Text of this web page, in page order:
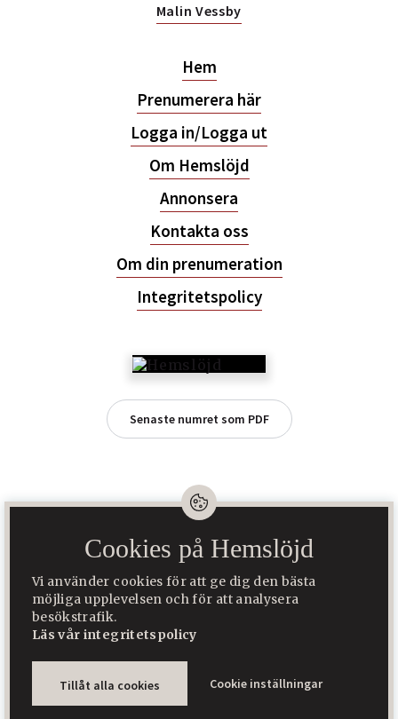
Malin Vessby
Hem
Prenumerera här
Logga in/Logga ut
Om Hemslöjd
Annonsera
Kontakta oss
Om din prenumeration
Integritetspolicy
Senaste numret som PDF
Hemslöjd är Sveriges största tidning för slöjd, folkkonst och
hantverk. Den ges ut av Hemslöjd Media AB som ägs av Svenska
Hemslöjdsföreningarnas Riksförbund.
Byggd med♥
Cookies på Hemslöjd
Vi använder cookies för att ge dig den bästa
möjliga upplevelsen och för att analysera
besökstrafik.
Läs vår integritetspolicy
Tillåt alla cookies Cookie inställningar